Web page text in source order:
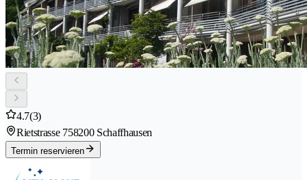
4.7(3)
Rietstrasse 758200 Schaffhausen
Termin reservieren